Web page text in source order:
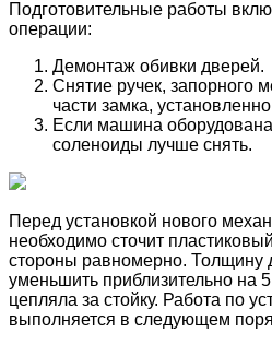
Подготовительные работы
операции:
Демонтаж обивки дверей.
Снятие ручек, запорного
части замка,
Если машина
соленоиды лучше снять.
Перед установкой нового
необходимо сточит
стороны равномерно. Толщину
уменьшить приблизительно на
цепляла за стойку. Работа по
выполняется в следующем